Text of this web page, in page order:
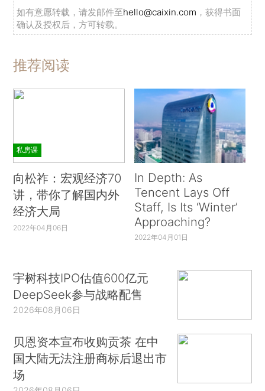
如有意愿转载，请发邮件至hello@caixin.com ，获得书面
确认及授权后，方可转载。
推荐阅读
私房课
向松祚：宏观经济70
讲，带你了解国内外
经济大局
2022年04月06日
In Depth: As
Tencent Lays Off
Staff, Is Its ‘Winter’
Approaching?
2022年04月01日
宇树科技IPO估值600亿元
DeepSeek参与战略配售
2026年08月06日
贝恩资本宣布收购贡茶 在中
国大陆无法注册商标后退出市
场